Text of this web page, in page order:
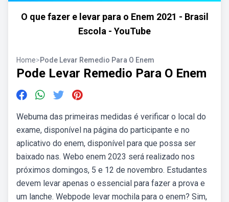
O que fazer e levar para o Enem 2021 - Brasil
Escola - YouTube
Home>Pode Levar Remedio Para O Enem
Pode Levar Remedio Para O Enem
Webuma das primeiras medidas é verificar o local do
exame, disponível na página do participante e no
aplicativo do enem, disponível para que possa ser
baixado nas. Webo enem 2023 será realizado nos
próximos domingos, 5 e 12 de novembro. Estudantes
devem levar apenas o essencial para fazer a prova e
um lanche. Webpode levar mochila para o enem? Sim,